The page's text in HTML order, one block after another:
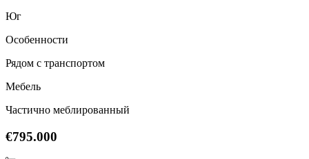
Юг
Особенности
Рядом с транспортом
Мебель
Частично меблированный
€795.000